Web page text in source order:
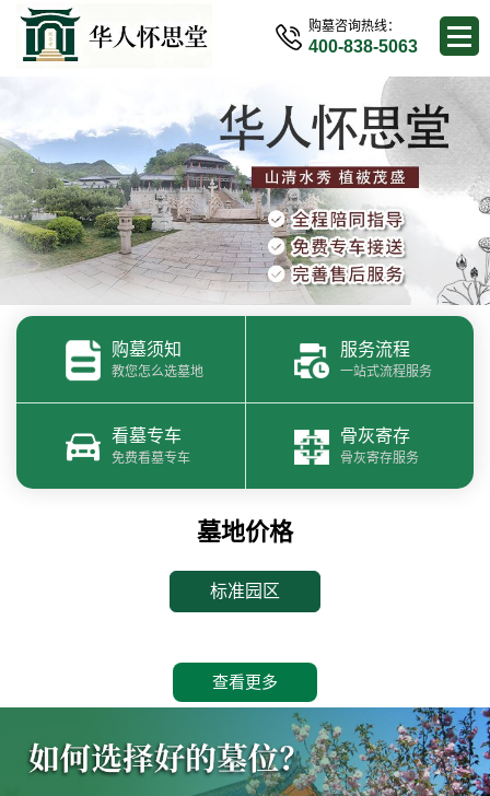
购墓咨询热线：
400-838-5063
购墓须知
教您怎么选墓地
服务流程
一站式流程服务
看墓专车
免费看墓专车
骨灰寄存
骨灰寄存服务
墓地价格
标准园区
查看更多